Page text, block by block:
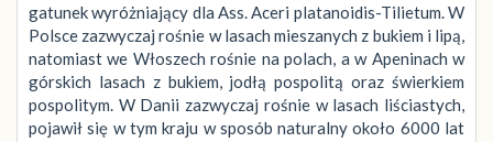
gatunek wyróżniający dla Ass. Aceri platanoidis-Tilietum. W
Polsce zazwyczaj rośnie w lasach mieszanych z bukiem i lipą,
natomiast we Włoszech rośnie na polach, a w Apeninach w
górskich lasach z bukiem, jodłą pospolitą oraz świerkiem
pospolitym. W Danii zazwyczaj rośnie w lasach liściastych,
pojawił się w tym kraju w sposób naturalny około 6000 lat